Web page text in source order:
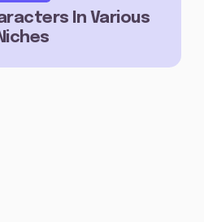
In Various